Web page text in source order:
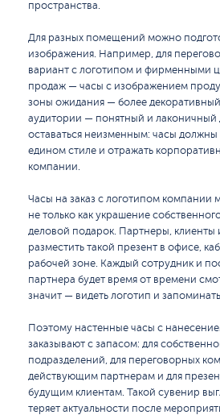
пространства.
Для разных помещений можно
изображения. Например, для
вариант с логотипом и фирменными
продаж — часы с изображением
зоны ожидания — более декоративный
аудитории — понятный и
оставаться неизменным: часы
едином стиле и отражать
компании.
Часы на заказ с логотипом компании
не только как украшение
деловой подарок. Партнеры, клиенты
разместить такой презент в офисе,
рабочей зоне. Каждый сотрудник и
партнера будет время от времени
значит — видеть логотип и
Поэтому настенные часы с
заказывают с запасом: для
подразделений, для переговорных
действующим партнерам и для
будущим клиентам. Такой сувенир
теряет актуальности после